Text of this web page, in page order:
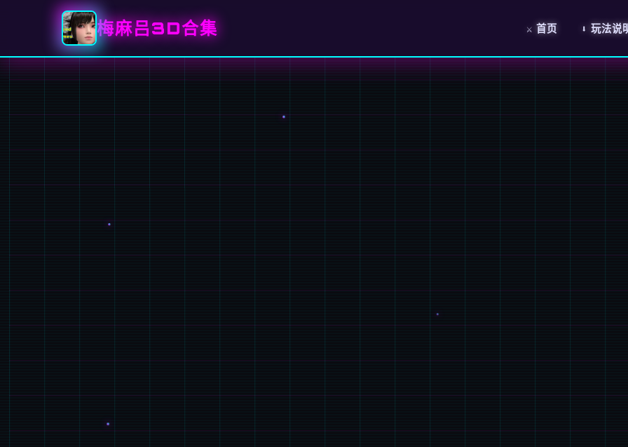
梅麻吕3D合集 ⚔️ 首页 ⬇️ 玩法说